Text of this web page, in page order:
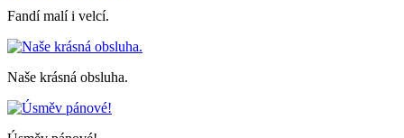
Fandí malí i velcí.
Naše krásná obsluha.